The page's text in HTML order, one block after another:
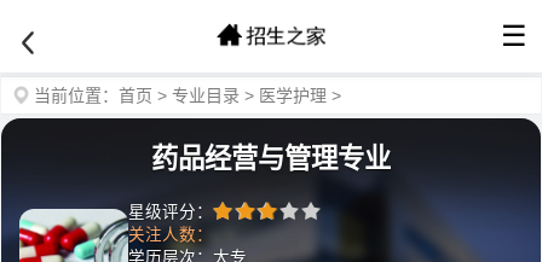
☰
当前位置： 首页 > 专业目录 > 医学护理 >
药品经营与管理专业
星级评分：
关注人数：
学历层次：大专